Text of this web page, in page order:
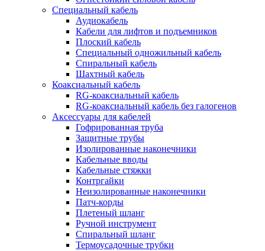
Специальный кабель
Аудиокабель
Кабели для лифтов и подъемников
Плоский кабель
Специальный одножильный кабель
Спиральный кабель
Шахтный кабель
Коаксиальный кабель
RG-коаксиальный кабель
RG-коаксиальный кабель без галогенов
Аксессуары для кабелей
Гофрированная труба
Защитные трубы
Изолированные наконечники
Кабельные вводы
Кабельные стяжки
Контргайки
Неизолированные наконечники
Патч-корды
Плетеный шланг
Ручной инструмент
Спиральный шланг
Термоусадочные трубки